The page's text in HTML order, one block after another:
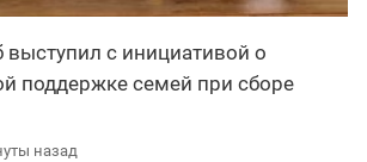
выступил с инициативой о
поддержке семей при сборе
назад